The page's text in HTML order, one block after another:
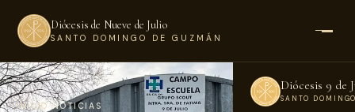
Diócesis de Nueve de Julio
SANTO DOMINGO DE GUZMÁN
Diócesis 9 de
SANTO
INICIO ›NOTICIAS